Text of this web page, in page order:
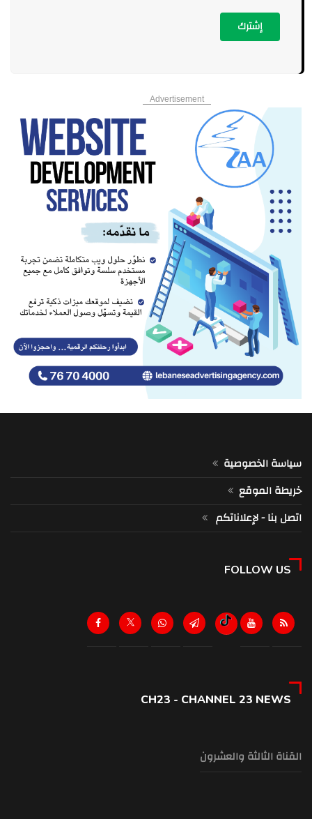
إشترك
Advertisement
سياسة الخصوصية
خريطة الموقع
اتصل بنا - لإعلاناتكم
FOLLOW US
CH23 - CHANNEL 23 NEWS
القناة الثالثة والعشرون